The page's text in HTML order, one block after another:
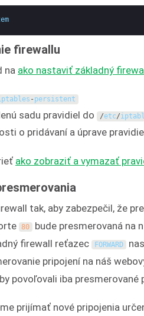
firewallu
na ako nastaviť základný
- persistent
sadu pravidiel do /etc/
o pridávaní a úprave
ako zobraziť a vymazať
tak, aby zabezpečil, že
80
bude presmerovaná na
firewall reťazec
FORWARD
pripojení na náš
povoľovali iba presmerované
prijímať nové pripojenia